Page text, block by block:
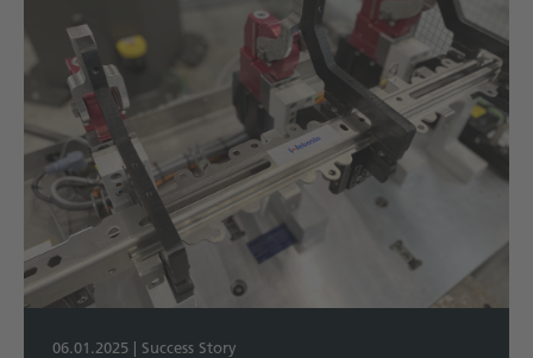
06.01.2025 | Success Story